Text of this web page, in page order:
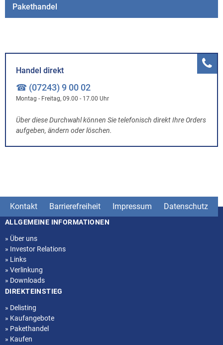
Pakethandel
Handel direkt
☎ (07243) 9 00 02
Montag - Freitag, 09.00 - 17.00 Uhr
Über diese Durchwahl können Sie telefonisch direkt Ihre Orders
aufgeben, ändern oder löschen.
Kontakt Barrierefreiheit Impressum Datenschutz
Seitenstruktur
ALLGEMEINE INFORMATIONEN
» Über uns
» Investor Relations
» Links
» Verlinkung
» Downloads
DIREKTEINSTIEG
» Delisting
» Kaufangebote
» Pakethandel
» Kaufen